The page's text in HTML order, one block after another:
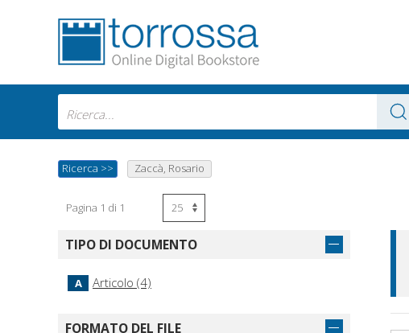
Ricerca >> Zaccà, Rosario
Pagina 1 di 1
TIPO DI DOCUMENTO
A Articolo (4)
FORMATO DEL FILE